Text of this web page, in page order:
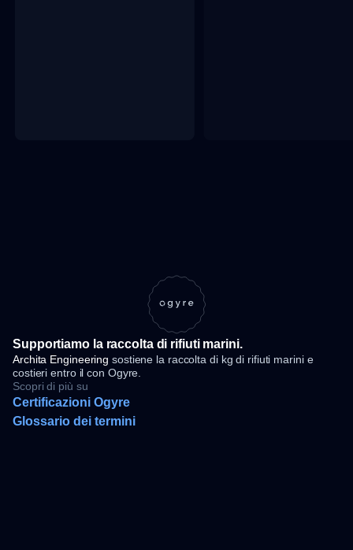
Supportiamo la raccolta di rifiuti marini.
Archita Engineering sostiene la raccolta di kg di rifiuti marini e
costieri entro ilcon Ogyre.
Scopri di più su
Certificazioni Ogyre
Glossario dei termini